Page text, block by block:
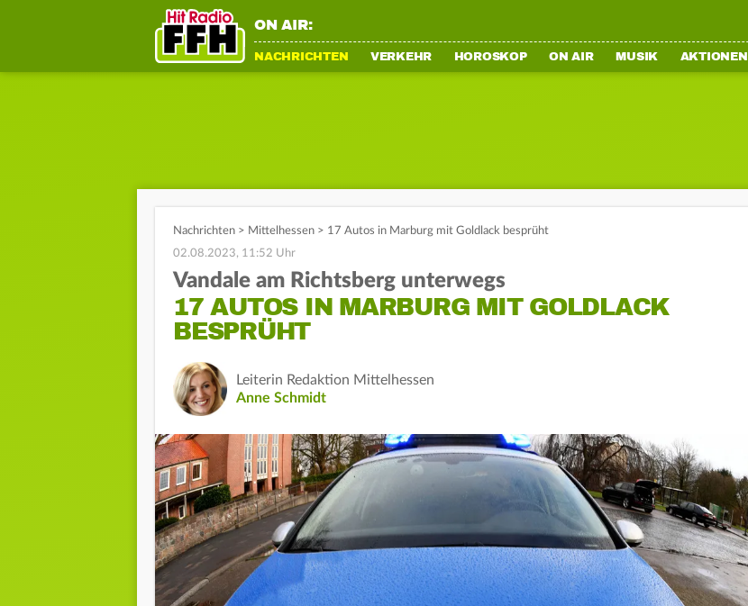
ON AIR:
NACHRICHTEN VERKEHR HOROSKOP ON AIR MUSIK AKTIONEN
Nachrichten > Mittelhessen > 17 Autos in Marburg mit Goldlack besprüht
02.08.2023, 11:52 Uhr
Vandale am Richtsberg unterwegs
17 AUTOS IN MARBURG MIT GOLDLACK
BESPRÜHT
Leiterin Redaktion Mittelhessen
Anne Schmidt